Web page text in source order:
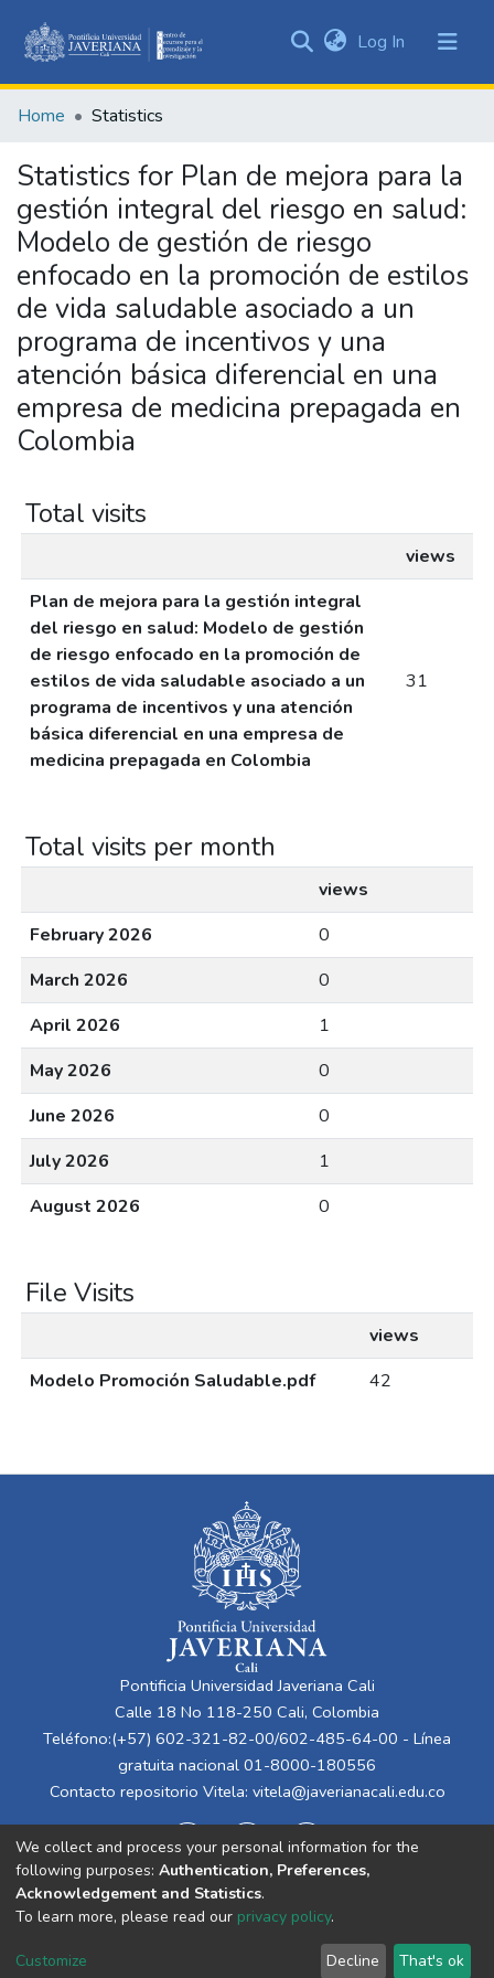
&
All of DSpace
Log In (current)
Home Statistics
Statistics for Plan de mejora para la
gestión integral del riesgo en salud:
Modelo de gestión de riesgo
enfocado en la promoción de estilos
de vida saludable asociado a un
programa de incentivos y una
atención básica diferencial en una
empresa de medicina prepagada en
Colombia
Total visits
views
Plan de mejora para la gestión integral
del riesgo en salud: Modelo de gestión
de riesgo enfocado en la promoción de
estilos de vida saludable asociado a un
programa de incentivos y una atención
básica diferencial en una empresa de
medicina prepagada en Colombia
31
Total visits per month
views
February 2026
0
March 2026
0
April 2026
1
May 2026
0
June 2026
0
July 2026
1
August 2026
0
File Visits
views
Modelo Promoción Saludable.pdf
42
Pontificia Universidad Javeriana Cali
Calle 18 No 118-250 Cali, Colombia
Teléfono:(+57) 602-321-82-00/602-485-64-00 - Línea
gratuita nacional 01-8000-180556
Contacto repositorio Vitela: vitela@javerianacali.edu.co
Cookie
End User
Send
We collect and process your personal information for the
following purposes: Authentication, Preferences,
Acknowledgement and Statistics.
To learn more, please read our privacy policy.
Customize Decline That's ok